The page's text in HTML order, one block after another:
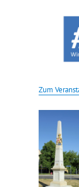
Zum